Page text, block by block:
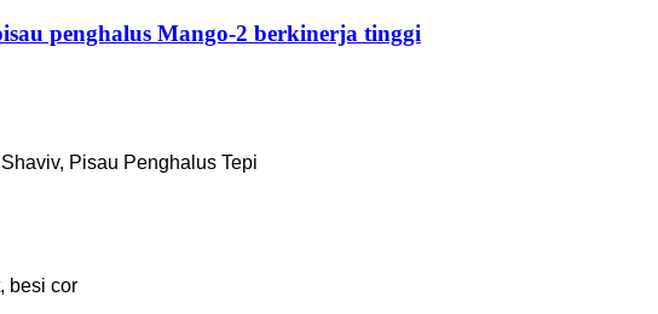
penghalus Mango-2 berkinerja tinggi
Pisau Penghalus Tepi
besi cor